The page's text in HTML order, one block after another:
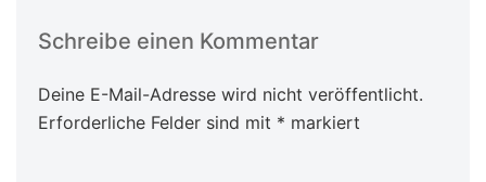
Schreibe einen Kommentar
Deine E-Mail-Adresse wird nicht veröffentlicht.
Erforderliche Felder sind mit * markiert